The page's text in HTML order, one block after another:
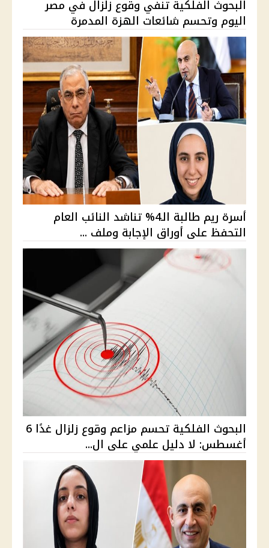
البحوث الفلكية تنفي وقوع زلزال في مصر
اليوم وتحسم شائعات الهزة المدمرة
أسرة ريم طالبة الـ4% تناشد النائب العام
التحفظ على أوراق الإجابة وملف ...
البحوث الفلكية تحسم مزاعم وقوع زلزال غدًا 6
أغسطس: لا دليل علمي على ال...